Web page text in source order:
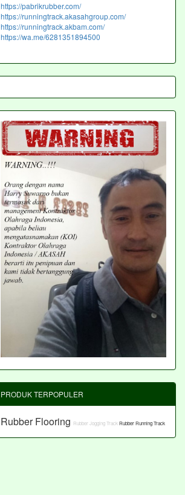
https://pabrikrubber.com/
https://runningtrack.akasahgroup.com/
https://runningtrack.akbam.com/
https://wa.me/6281351894500
PRODUK TERPOPULER
Rubber Flooring Rubber Jogging TrackRubber Running Track